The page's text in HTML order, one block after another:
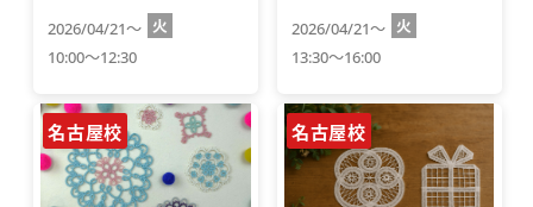
2026/04/21～ 火
10:00～12:30
2026/04/21～ 火
13:30～16:00
名古屋校 名古屋校